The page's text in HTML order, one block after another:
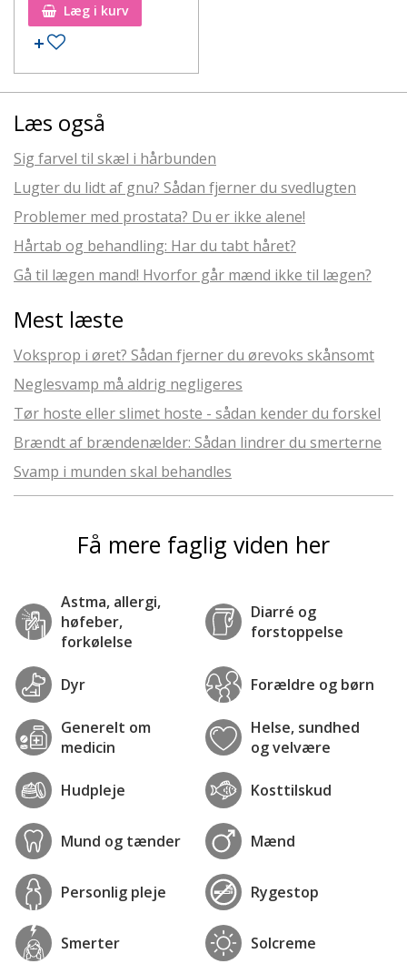
Læg i kurv
Læs også
Sig farvel til skæl i hårbunden
Lugter du lidt af gnu? Sådan fjerner du svedlugten
Problemer med prostata? Du er ikke alene!
Hårtab og behandling: Har du tabt håret?
Gå til lægen mand! Hvorfor går mænd ikke til lægen?
Mest læste
Voksprop i øret? Sådan fjerner du ørevoks skånsomt
Neglesvamp må aldrig negligeres
Tør hoste eller slimet hoste - sådan kender du forskel
Brændt af brændenælder: Sådan lindrer du smerterne
Svamp i munden skal behandles
Få mere faglig viden her
Astma, allergi,
høfeber,
forkølelse
Diarré og
forstoppelse
Dyr Forældre og børn
Generelt om
medicin
Helse, sundhed
og velvære
Hudpleje Kosttilskud
Mund og tænder Mænd
Personlig pleje Rygestop
Smerter Solcreme